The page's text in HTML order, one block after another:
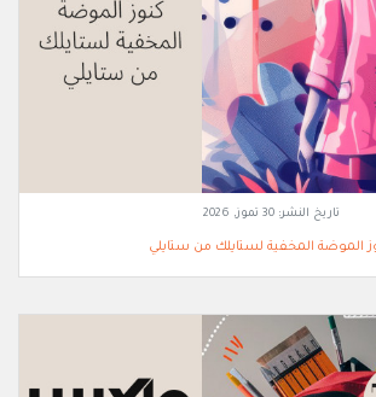
تاريخ النشر:30 تموز, 2026
الموضة المخفية لستايلك من ستايلي